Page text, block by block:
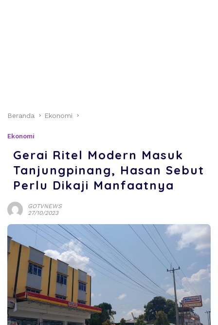
Beranda Ekonomi
Ekonomi
Gerai Ritel Modern Masuk
Tanjungpinang, Hasan Sebut
Perlu Dikaji Manfaatnya
GOTVNEWS
27/10/2023